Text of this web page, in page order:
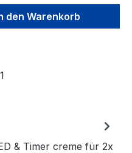
den
den Warenkorb
& Timer creme für 2x